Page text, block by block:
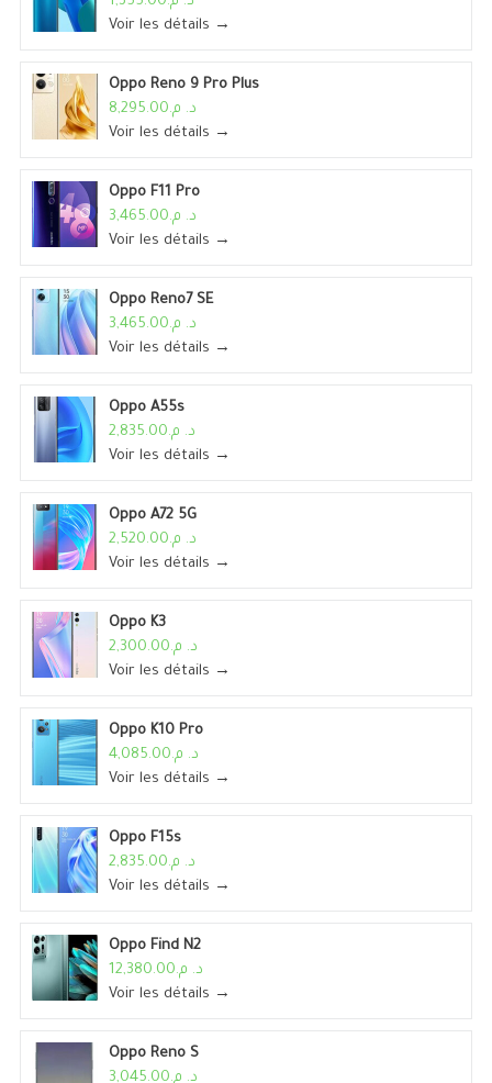
Voir les détails →
Oppo Reno 9 Pro Plus
د. م.8,295.00
Voir les détails →
Oppo F11 Pro
د. م.3,465.00
Voir les détails →
Oppo Reno7 SE
د. م.3,465.00
Voir les détails →
Oppo A55s
د. م.2,835.00
Voir les détails →
Oppo A72 5G
د. م.2,520.00
Voir les détails →
Oppo K3
د. م.2,300.00
Voir les détails →
Oppo K10 Pro
د. م.4,085.00
Voir les détails →
Oppo F15s
د. م.2,835.00
Voir les détails →
Oppo Find N2
د. م.12,380.00
Voir les détails →
Oppo Reno S
د. م.3,045.00